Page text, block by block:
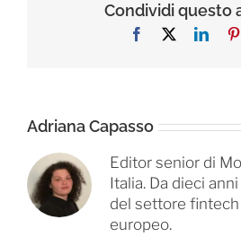
Condividi questo
Facebook
Adriana Capasso
Editor senior di
Italia. Da dieci
del settore
europeo.